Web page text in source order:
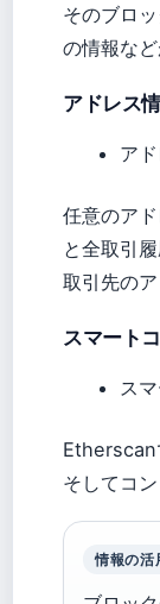
そのブロ
の情報な
アドレス
ア
任意のア
と全取引
取引先の
スマート
ス
Etherscan
そしてコ
情報の活